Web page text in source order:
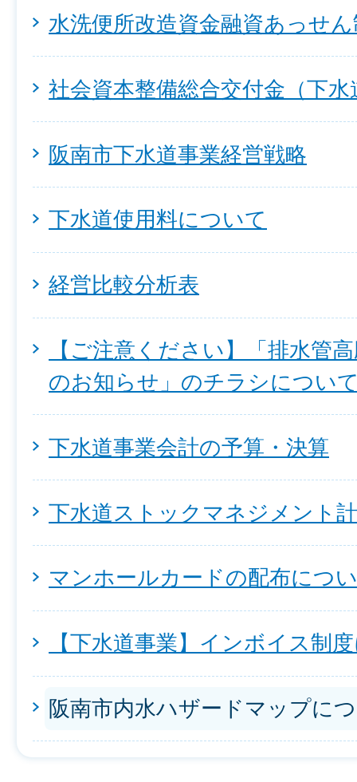
水洗便所改造資金融資あっせ
社会資本整備総合交付金（下水
阪南市下水道事業経営戦略
下水道使用料について
経営比較分析表
【ご注意ください】「排水管
のお知らせ」のチラシについ
下水道事業会計の予算・決算
下水道ストックマネジメント
マンホールカードの配布につ
【下水道事業】インボイス制
阪南市内水ハザードマップに